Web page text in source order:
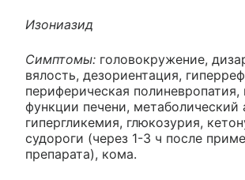
Изониазид
Симптомы: головокружение,
вялость, дезориентация,
периферическая
функции печени, метаболический
гипергликемия, глюкозурия,
судороги (через 1-3 ч после
препарата), кома.